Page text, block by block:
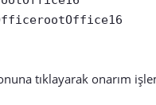
tıklayarak onarım